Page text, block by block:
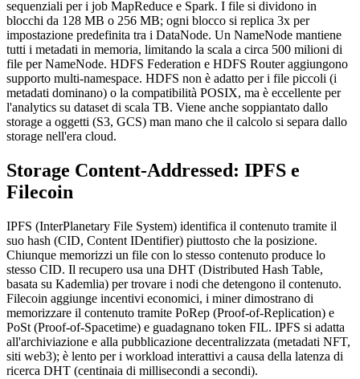
sequenziali per i job MapReduce e Spark. I file si dividono in
blocchi da 128 MB o 256 MB; ogni blocco si replica 3x per
impostazione predefinita tra i DataNode. Un NameNode mantiene
tutti i metadati in memoria, limitando la scala a circa 500 milioni di
file per NameNode. HDFS Federation e HDFS Router aggiungono
supporto multi-namespace. HDFS non è adatto per i file piccoli (i
metadati dominano) o la compatibilità POSIX, ma è eccellente per
l'analytics su dataset di scala TB. Viene anche soppiantato dallo
storage a oggetti (S3, GCS) man mano che il calcolo si separa dallo
storage nell'era cloud.
Storage Content-Addressed: IPFS e
Filecoin
IPFS (InterPlanetary File System) identifica il contenuto tramite il
suo hash (CID, Content IDentifier) piuttosto che la posizione.
Chiunque memorizzi un file con lo stesso contenuto produce lo
stesso CID. Il recupero usa una DHT (Distributed Hash Table,
basata su Kademlia) per trovare i nodi che detengono il contenuto.
Filecoin aggiunge incentivi economici, i miner dimostrano di
memorizzare il contenuto tramite PoRep (Proof-of-Replication) e
PoSt (Proof-of-Spacetime) e guadagnano token FIL. IPFS si adatta
all'archiviazione e alla pubblicazione decentralizzata (metadati NFT,
siti web3); è lento per i workload interattivi a causa della latenza di
ricerca DHT (centinaia di millisecondi a secondi).